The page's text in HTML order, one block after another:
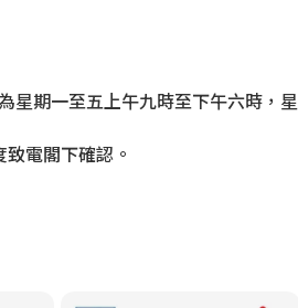
星期一至五上午九時至下午六時，星
電閣下確認。